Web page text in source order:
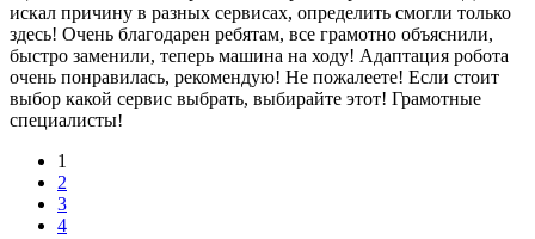
искал причину в разных сервисах, определить смогли только
здесь! Очень благодарен ребятам, все грамотно объяснили,
быстро заменили, теперь машина на ходу! Адаптация робота
очень понравилась, рекомендую! Не пожалеете! Если стоит
выбор какой сервис выбрать, выбирайте этот! Грамотные
специалисты!
1
2
3
4